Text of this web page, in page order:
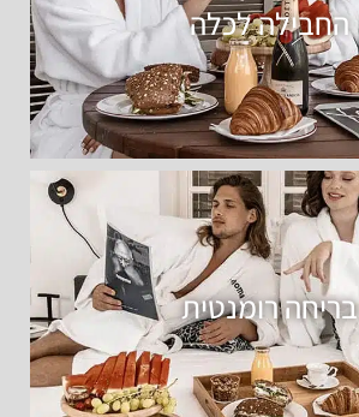
החבילה לכלה
בריחה רומנטית